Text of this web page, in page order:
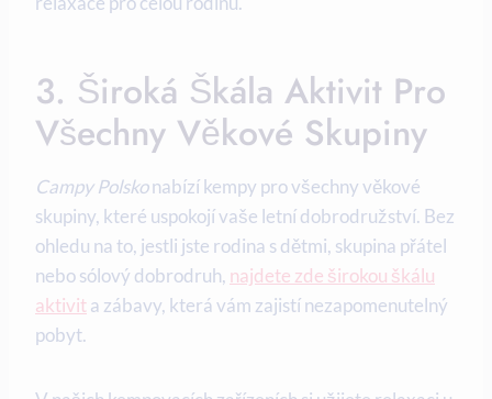
3. Široká Škála Aktivit Pro
Všechny ⁢věkové Skupiny
Campy Polskonabízí ⁣kempy pro všechny věkové
skupiny,‌ které uspokojí vaše letní dobrodružství. Bez
ohledu na to, ⁤jestli ⁣jste⁤ rodina s⁣ dětmi, skupina přátel
nebo sólový dobrodruh, najdete zde širokou škálu
aktivit‌a ‍zábavy, která vám zajistí nezapomenutelný
pobyt.